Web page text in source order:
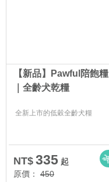
【新品】Pawful陪飽糧
｜全齡犬乾糧
全新上市的低穀全齡犬糧
NT$ 335 起
原價：
450